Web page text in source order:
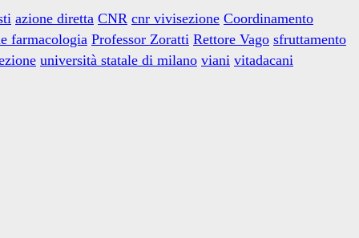
azione diretta CNR cnr vivisezione Coordinamento
farmacologia Professor Zoratti Rettore Vago sfruttamento
università statale di milano viani vitadacani